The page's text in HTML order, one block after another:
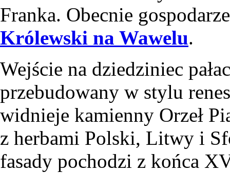
Franka. Obecnie
Królewski na Wawelu.
Wejście na dziedziniec
przebudowany w stylu
widnieje kamienny Orzeł
z herbami Polski, Litwy i
fasady pochodzi z końca